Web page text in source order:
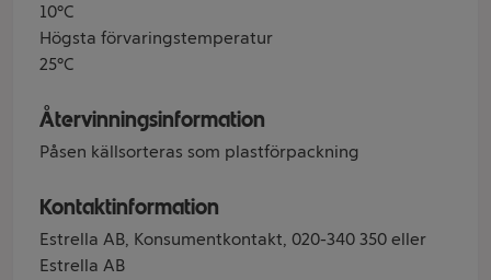
10°C
Högsta förvaringstemperatur
25°C
Återvinningsinformation
Påsen källsorteras som plastförpackning
Kontaktinformation
Estrella AB, Konsumentkontakt, 020-340 350 eller
Estrella AB